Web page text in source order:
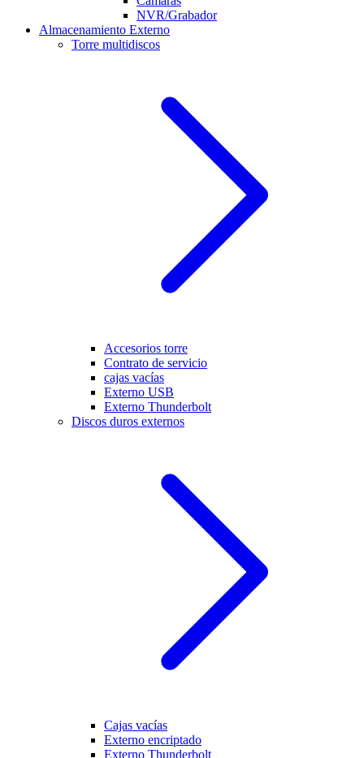
NVR/Grabador
Almacenamiento Externo
Torre multidiscos
Accesorios torre
Contrato de servicio
cajas vacías
Externo USB
Externo Thunderbolt
Discos duros externos
Cajas vacías
Externo encriptado
Externo Thunderbolt